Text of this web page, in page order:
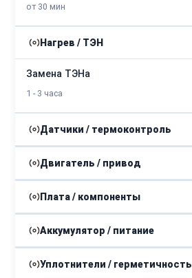
от 30 мин
Нагрев / ТЭН
Замена ТЭНа
1 - 3 часа
Датчики / термоконтроль
Замена термодатчика
1 - 2 часа
Двигатель / привод
Замена электродвигателя
2 - 4 часа
Плата / компоненты
Замена платы управления
2 - 5 часов
Аккумулятор / питание
Замена блока питания
Уплотнители / герметичность